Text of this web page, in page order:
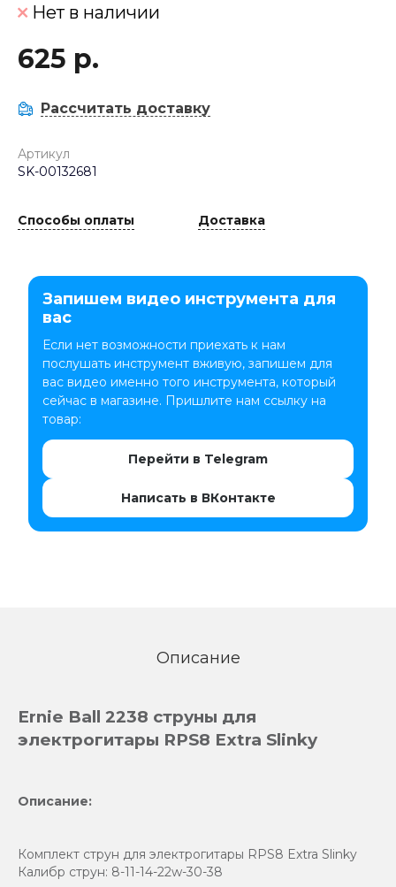
Нет в наличии
625 р.
Рассчитать доставку
Артикул
SK-00132681
Способы оплаты Доставка
Запишем видео инструмента для
вас
Если нет возможности приехать к нам
послушать инструмент вживую, запишем для
вас видео именно того инструмента, который
сейчас в магазине. Пришлите нам ссылку на
товар:
Перейти в Telegram
Написать в ВКонтакте
Описание
Ernie Ball 2238 струны для
электрогитары RPS8 Extra Slinky
Описание:
Комплект струн для электрогитары RPS8 Extra Slinky
Калибр струн: 8-11-14-22w-30-38